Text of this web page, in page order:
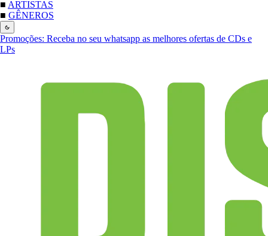
■ ARTISTAS
■ GÊNEROS
Promoções: Receba no seu whatsapp as melhores ofertas de CDs e
LPs